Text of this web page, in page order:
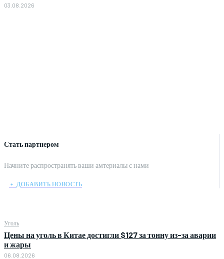
Стать партнером
Начните распространять ваши амтериалы с нами
﹢ ДОБАВИТЬ НОВОСТЬ
Уголь
Цены на уголь в Китае достигли $127 за тонну из-за аварии
и жары
06.08.2026
03.08.2026